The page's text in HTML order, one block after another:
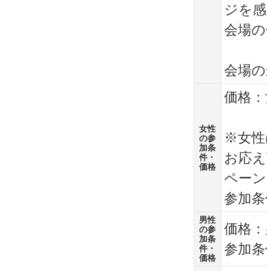
ジを
会場
会場
女性
の参
加条
件・
価格
価格
※女性
お応
ペー
参加
男性
の参
加条
件・
価格
価格
参加